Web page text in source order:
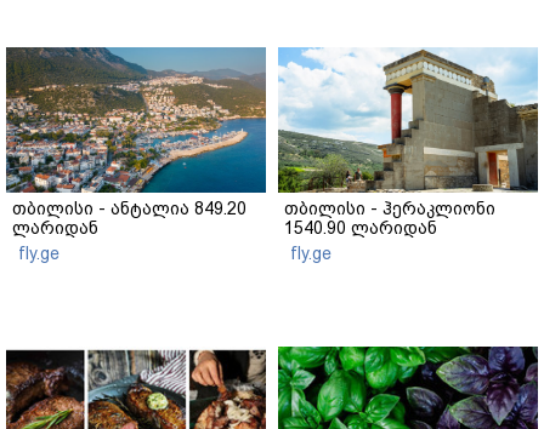
თბილისი - ანტალია 849.20
ლარიდან
fly.ge
თბილისი - ჰერაკლიონი
1540.90 ლარიდან
fly.ge